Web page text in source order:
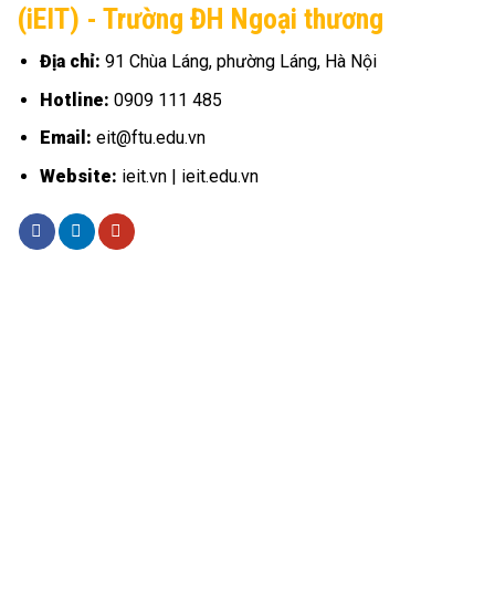
(iEIT) - Trường ĐH Ngoại thương
Địa chỉ: 91 Chùa Láng, phường Láng, Hà Nội
Hotline: 0909 111 485
Email: eit@ftu.edu.vn
Website: ieit.vn | ieit.edu.vn